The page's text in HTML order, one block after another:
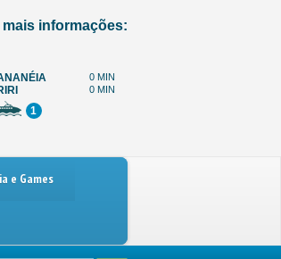
informações:
0 MIN
0 MIN
1
e Games